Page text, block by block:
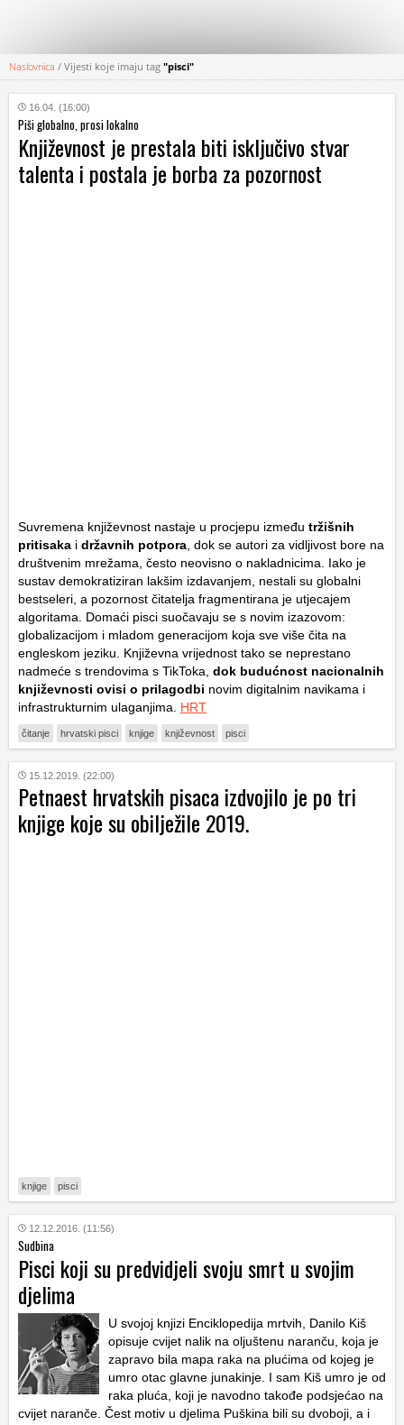
KATEGORIJE
HRVATSKI
WEB
Naslovnica / Vijesti koje imaju tag "pisci"
16.04. (16:00)
Piši globalno, prosi lokalno
Književnost je prestala biti isključivo stvar
talenta i postala je borba za pozornost
Suvremena književnost nastaje u procjepu između tržišnih
pritisaka i državnih potpora , dok se autori za vidljivost bore na
društvenim mrežama, često neovisno o nakladnicima. Iako je
sustav demokratiziran lakšim izdavanjem, nestali su globalni
bestseleri, a pozornost čitatelja fragmentirana je utjecajem
algoritama. Domaći pisci suočavaju se s novim izazovom:
globalizacijom i mladom generacijom koja sve više čita na
engleskom jeziku. Književna vrijednost tako se neprestano
nadmeće s trendovima s TikToka, dok budućnost nacionalnih
književnosti ovisi o prilagodbi novim digitalnim navikama i
infrastrukturnim ulaganjima. HRT
čitanje hrvatski pisci knjige književnost pisci
15.12.2019. (22:00)
Petnaest hrvatskih pisaca izdvojilo je po tri
knjige koje su obilježile 2019.
knjige pisci
12.12.2016. (11:56)
Sudbina
Pisci koji su predvidjeli svoju smrt u svojim
djelima
U svojoj knjizi Enciklopedija mrtvih , Danilo Kiš
opisuje cvijet nalik na oljuštenu naranču, koja je
zapravo bila mapa raka na plućima od kojeg je
umro otac glavne junakinje. I sam Kiš umro je od
raka pluća, koji je navodno takođe podsjećao na
cvijet naranče. Čest motiv u djelima Puškina bili su dvoboji, a i